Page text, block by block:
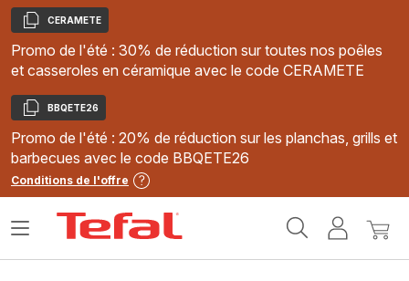
Copier
CERAMETE
Promo de l'été : 30% de réduction sur toutes nos poêles
et casseroles en céramique avec le code CERAMETE
Copier
BBQETE26
Promo de l'été : 20% de réduction sur les planchas, grills et
barbecues avec le code BBQETE26
Conditions de l'offre
MonMon
Ouvrir